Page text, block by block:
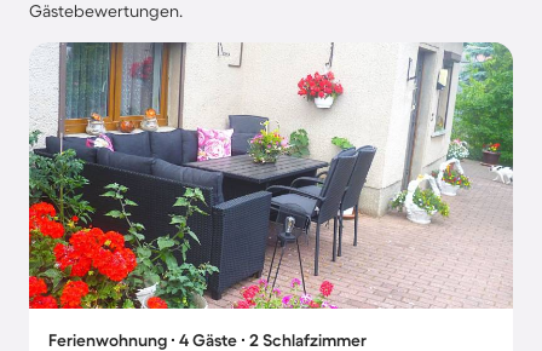
Gästebewertungen.
Ferienwohnung ∙ 4 Gäste ∙ 2 Schlafzimmer